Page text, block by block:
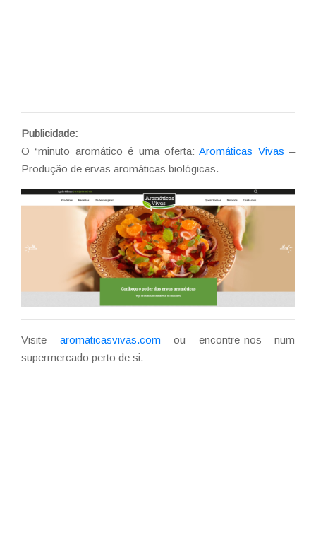
Publicidade:
O “minuto aromático é uma oferta:Aromáticas Vivas –
Produção de ervas aromáticas biológicas.
Visite aromaticasvivas.comou encontre-nos num
supermercado perto de si.